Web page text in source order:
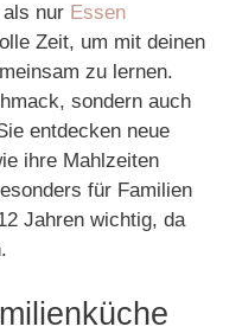
nur Essen
Zeit, um mit deinen
zu lernen.
sondern auch
entdecken neue
ihre Mahlzeiten
für Familien
Jahren wichtig, da